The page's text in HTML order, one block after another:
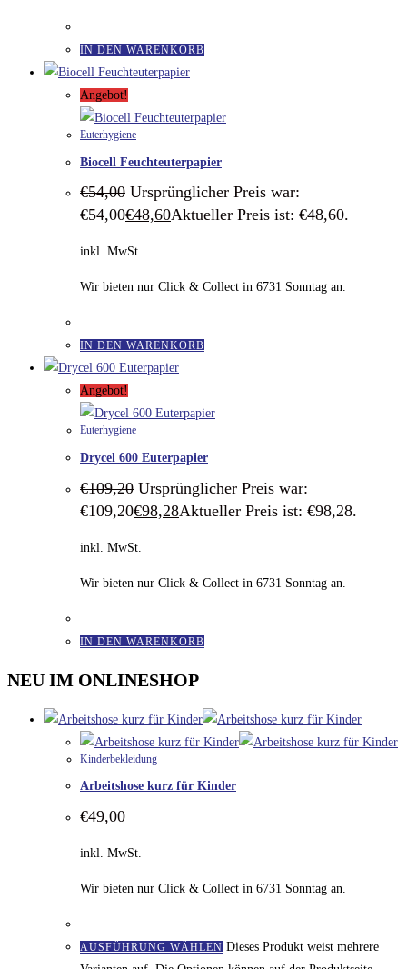
IN DEN WARENKORB
Angebot!
Euterhygiene
Biocell Feuchteuterpapier
€54,00 Ursprünglicher Preis war:
€54,00€48,60Aktueller Preis ist: €48,60.
inkl. MwSt.
Wir bieten nur Click & Collect in 6731 Sonntag an.
IN DEN WARENKORB
Angebot!
Euterhygiene
Drycel 600 Euterpapier
€109,20 Ursprünglicher Preis war:
€109,20€98,28Aktueller Preis ist: €98,28.
inkl. MwSt.
Wir bieten nur Click & Collect in 6731 Sonntag an.
IN DEN WARENKORB
NEU IM ONLINESHOP
Kinderbekleidung
Arbeitshose kurz für Kinder
€49,00
inkl. MwSt.
Wir bieten nur Click & Collect in 6731 Sonntag an.
AUSFÜHRUNG WÄHLEN Dieses Produkt weist mehrere